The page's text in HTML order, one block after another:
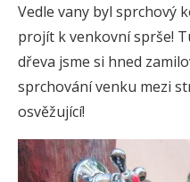
Vedle vany byl sprchový
projít k venkovní sprše!
dřeva jsme si hned
sprchování venku mezi
osvěžující!